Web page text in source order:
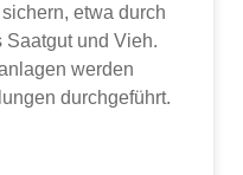
etwa durch
Saatgut und Vieh.
wer­den
durch­ge­führt.